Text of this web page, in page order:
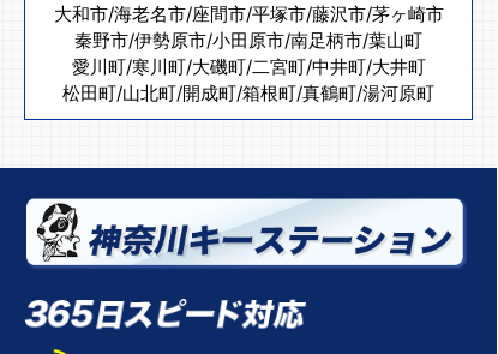
大和市/海老名市/座間市/平塚市/藤沢市/茅ヶ崎市
秦野市/伊勢原市/小田原市/南足柄市/葉山町
愛川町/寒川町/大磯町/二宮町/中井町/大井町
松田町/山北町/開成町/箱根町/真鶴町/湯河原町